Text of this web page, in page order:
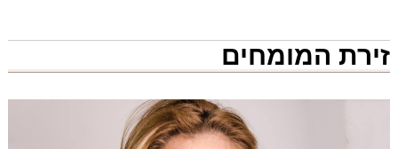
זירת המומחים